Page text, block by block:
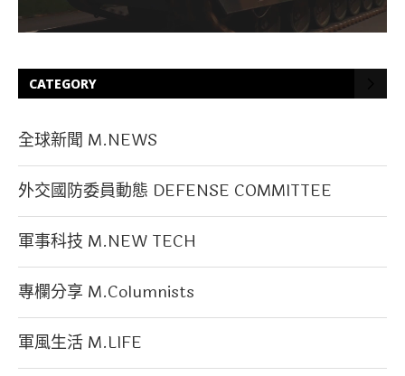
CATEGORY
全球新聞 M.NEWS
外交國防委員動態 DEFENSE COMMITTEE
軍事科技 M.NEW TECH
專欄分享 M.Columnists
軍風生活 M.LIFE